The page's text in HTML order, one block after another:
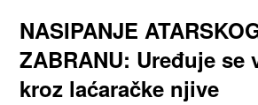
NASIPANJE
ZABRANU: Uređuje se
kroz laćaračke njive